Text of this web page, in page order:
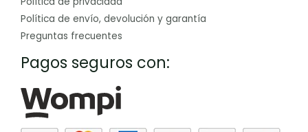
Política de envío, devolución y garantía
Preguntas frecuentes
Pagos seguros con: